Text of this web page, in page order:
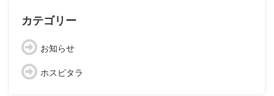
カテゴリー
お知らせ
ホスピタラ